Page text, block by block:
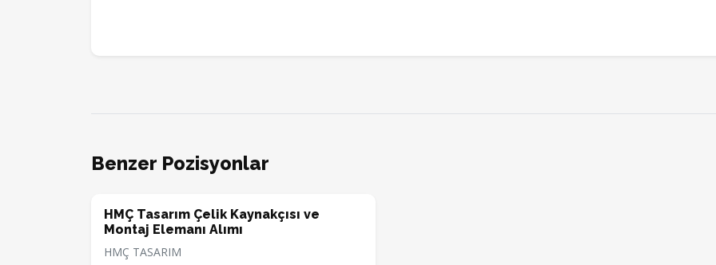
Benzer Pozisyonlar
HMÇ Tasarım Çelik Kaynakçısı ve
Montaj Elemanı Alımı
HMÇ TASARIM